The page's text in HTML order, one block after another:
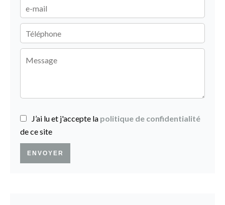
J’ai lu et j'accepte la politique de confidentialité
de ce site
ENVOYER